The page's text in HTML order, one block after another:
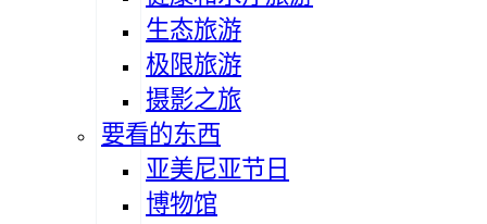
生态旅游
极限旅游
摄影之旅
要看的东西
亚美尼亚节日
博物馆